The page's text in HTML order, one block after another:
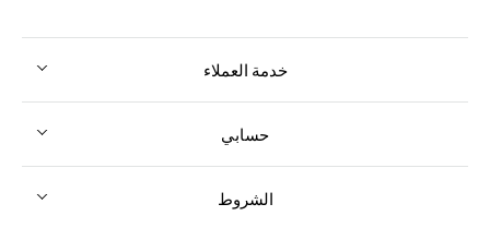
خدمة العملاء
حسابي
الشروط